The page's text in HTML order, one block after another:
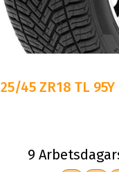
C B